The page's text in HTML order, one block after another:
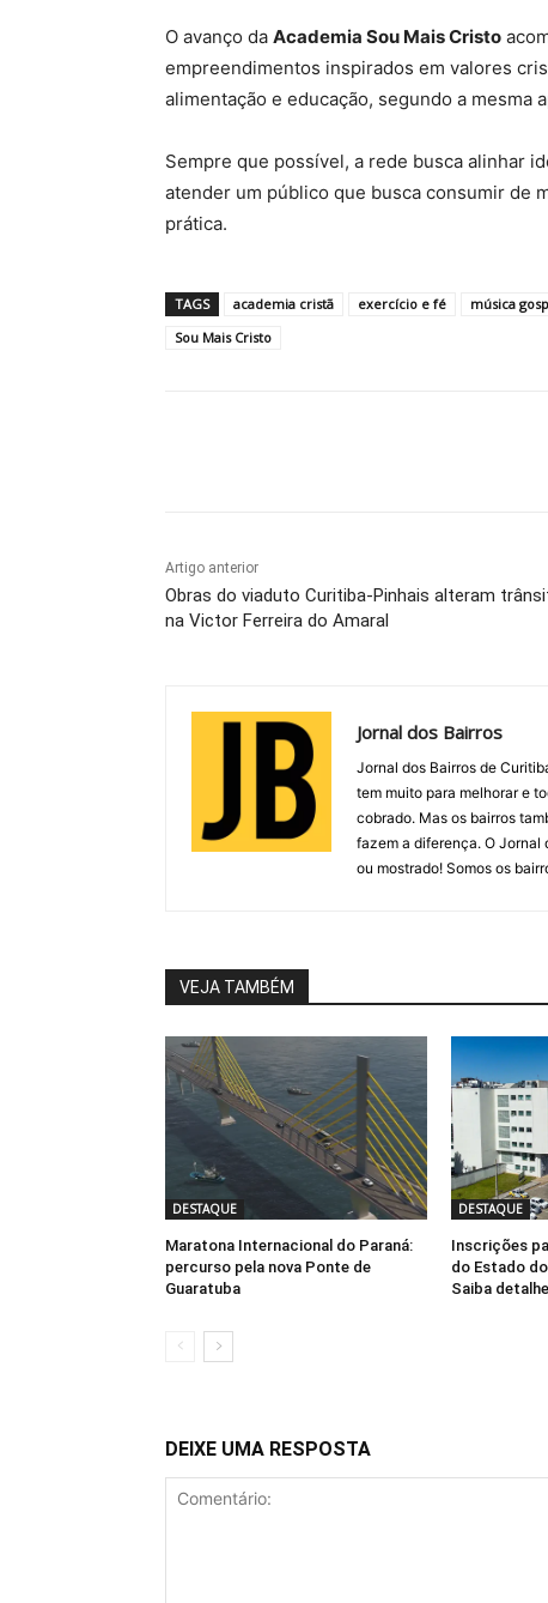
O avanço da Academia Sou Mais Cristo
empreendimentos inspirados em valores
alimentação e educação, segundo a mesma
Sempre que possível, a rede busca alinhar
atender um público que busca consumir de
prática.
TAGS academia cristã exercício e fé música
Sou Mais Cristo
Artigo anterior
Obras do viaduto Curitiba-Pinhais alteram
na Victor Ferreira do Amaral
Jornal dos Bairros
Jornal dos Bairros de
tem muito para melhorar e
cobrado. Mas os bairros
fazem a diferença. O Jornal
ou mostrado! Somos os
VEJA TAMBÉM
DESTAQUE
Maratona Internacional do Paraná:
percurso pela nova Ponte de
Guaratuba
DESTAQUE
Inscrições
do Estado
Saiba
DEIXE UMA RESPOSTA